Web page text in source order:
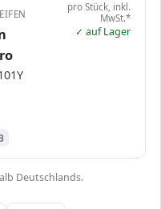
pro Stück, inkl.
MwSt.*
✓ auf Lager
Deutschlands.